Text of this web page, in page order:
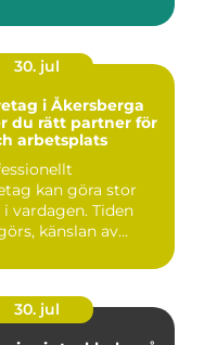
30. jul
i Åkersberga
du rätt partner för
arbetsplats
kan göra stor
vardagen. Tiden
känslan av
30. jul